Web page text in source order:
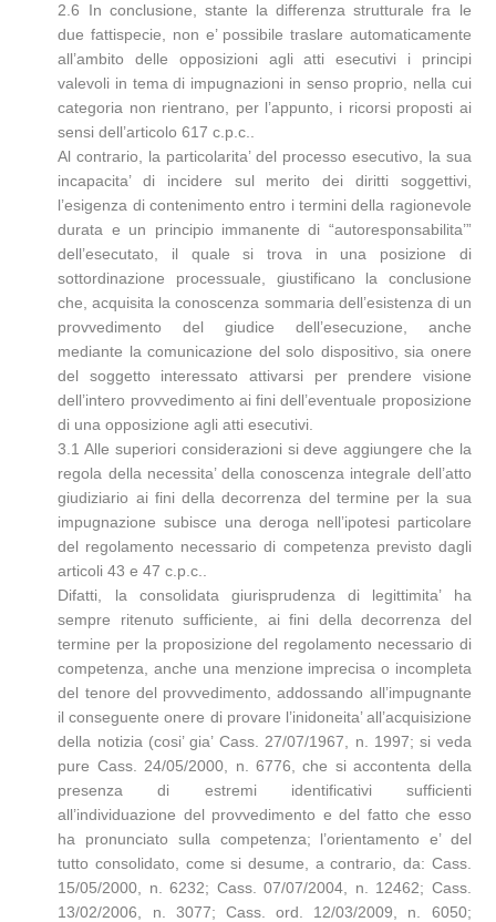
2.6 In conclusione, stante la differenza strutturale fra le
due fattispecie, non e’ possibile traslare automaticamente
all’ambito delle opposizioni agli atti esecutivi i principi
valevoli in tema di impugnazioni in senso proprio, nella cui
categoria non rientrano, per l’appunto, i ricorsi proposti ai
sensi dell’articolo 617 c.p.c..
Al contrario, la particolarita’ del processo esecutivo, la sua
incapacita’ di incidere sul merito dei diritti soggettivi,
l’esigenza di contenimento entro i termini della ragionevole
durata e un principio immanente di “autoresponsabilita’”
dell’esecutato, il quale si trova in una posizione di
sottordinazione processuale, giustificano la conclusione
che, acquisita la conoscenza sommaria dell’esistenza di un
provvedimento del giudice dell’esecuzione, anche
mediante la comunicazione del solo dispositivo, sia onere
del soggetto interessato attivarsi per prendere visione
dell’intero provvedimento ai fini dell’eventuale proposizione
di una opposizione agli atti esecutivi.
3.1 Alle superiori considerazioni si deve aggiungere che la
regola della necessita’ della conoscenza integrale dell’atto
giudiziario ai fini della decorrenza del termine per la sua
impugnazione subisce una deroga nell’ipotesi particolare
del regolamento necessario di competenza previsto dagli
articoli 43 e 47 c.p.c..
Difatti, la consolidata giurisprudenza di legittimita’ ha
sempre ritenuto sufficiente, ai fini della decorrenza del
termine per la proposizione del regolamento necessario di
competenza, anche una menzione imprecisa o incompleta
del tenore del provvedimento, addossando all’impugnante
il conseguente onere di provare l’inidoneita’ all’acquisizione
della notizia (cosi’ gia’ Cass. 27/07/1967, n. 1997; si veda
pure Cass. 24/05/2000, n. 6776, che si accontenta della
presenza di estremi identificativi sufficienti
all’individuazione del provvedimento e del fatto che esso
ha pronunciato sulla competenza; l’orientamento e’ del
tutto consolidato, come si desume, a contrario, da: Cass.
15/05/2000, n. 6232; Cass. 07/07/2004, n. 12462; Cass.
13/02/2006, n. 3077; Cass. ord. 12/03/2009, n. 6050;